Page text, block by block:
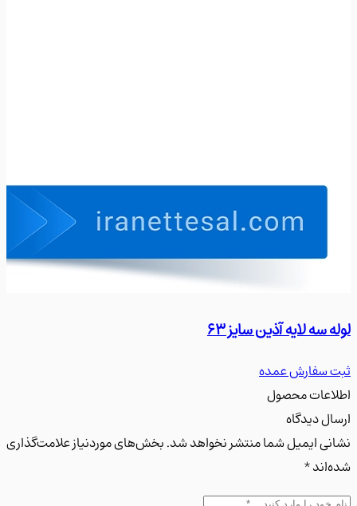
لایه آذین سایز 63
سفارش عمده
محصول
دیدگاه
ایمیل شما منتشر نخواهد شد. بخش‌های موردنیاز علامت‌گذاری
*